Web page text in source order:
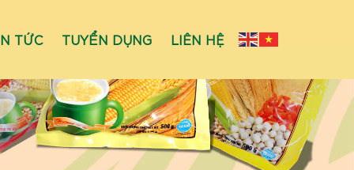
TỨC TUYỂN DỤNG LIÊN HỆ